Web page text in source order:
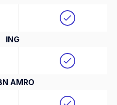
ING
AMRO